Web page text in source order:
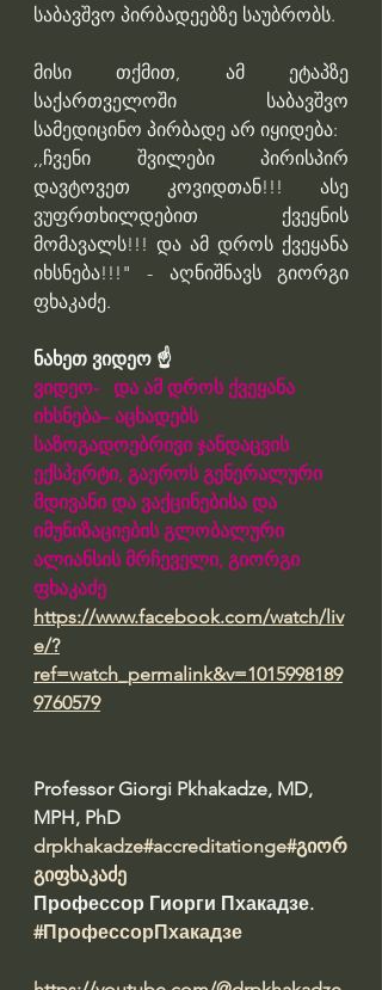
საბავშვო პირბადეებზე საუბრობს.
მისი თქმით, ამ ეტაპზე
საქართველოში საბავშვო
სამედიცინო პირბადე არ იყიდება:
,,ჩვენი შვილები პირისპირ
დავტოვეთ კოვიდთან!!! ასე
ვუფრთხილდებით ქვეყნის
მომავალს!!! და ამ დროს ქვეყანა
იხსნება!!!" - აღნიშნავს გიორგი
ფხაკაძე.
ნახეთ ვიდეო ☝️
ვიდეო-   და ამ დროს ქვეყანა
იხსნება– აცხადებს
საზოგადოებრივი ჯანდაცვის
ექსპერტი, გაეროს გენერალური
მდივანი და ვაქცინებისა და
იმუნიზაციების გლობალური
ალიანსის მრჩეველი, გიორგი
ფხაკაძე
https://www.facebook.com/watch/liv
e/?
ref=watch_permalink&v=1015998189
9760579
Professor Giorgi Pkhakadze, MD,
MPH, PhD
drpkhakadze#accreditationge#გიორ
გიფხაკაძე
Профессор Гиорги Пхакадзе.
#ПрофессорПхакадзе